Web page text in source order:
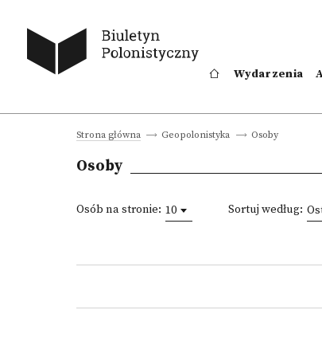
Wydarzenia
Strona główna Geopolonistyka Osoby
Osoby
Osób na stronie: 10 Sortuj według: